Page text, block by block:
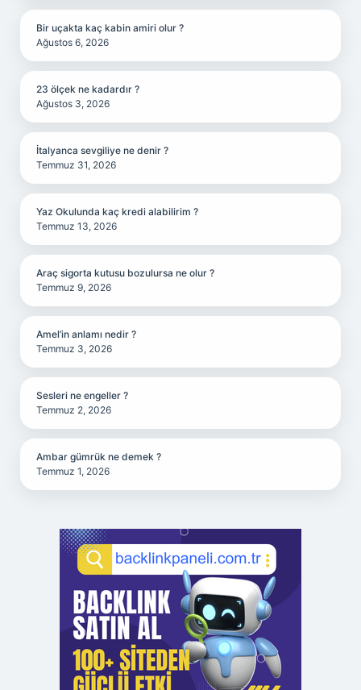
Bir uçakta kaç kabin amiri olur ?
Ağustos 6, 2026
23 ölçek ne kadardır ?
Ağustos 3, 2026
İtalyanca sevgiliye ne denir ?
Temmuz 31, 2026
Yaz Okulunda kaç kredi alabilirim ?
Temmuz 13, 2026
Araç sigorta kutusu bozulursa ne olur ?
Temmuz 9, 2026
Amel’in anlamı nedir ?
Temmuz 3, 2026
Sesleri ne engeller ?
Temmuz 2, 2026
Ambar gümrük ne demek ?
Temmuz 1, 2026